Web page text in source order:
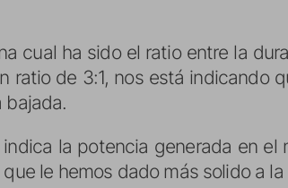
cual ha sido el ratio entre la
ratio de 3:1, nos está indicando
bajada.
indica la potencia generada en
le hemos dado más solido a